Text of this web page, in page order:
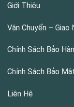
Giới Thiệu
Vận Chuyển – Giao
Chính Sách Bảo
Chính Sách Bảo
Liên Hệ